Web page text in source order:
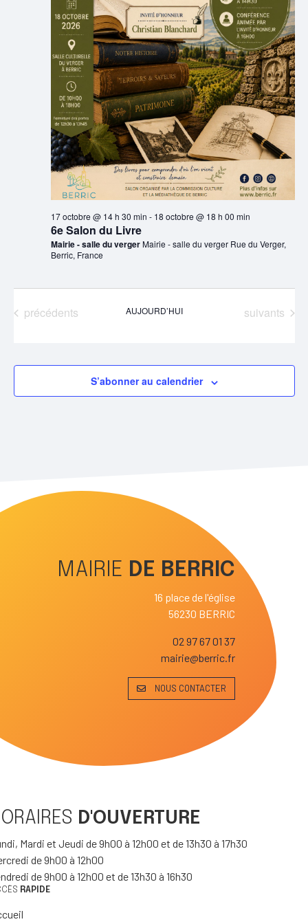
17 octobre @ 14 h 30 min - 18 octobre @ 18 h 00 min
6e Salon du Livre
Mairie - salle du vergerMairie - salle du verger Rue du Verger,
Berric, France
Évènements
précédents AUJOURD’HUI Évènements
suivants
S’abonner au calendrier
MAIRIE DE BERRIC
16 place de l'église
56230 BERRIC
02 97 67 01 37
mairie@berric.fr
NOUS CONTACTER
D'OUVERTURE
Mardi et Jeudi de 9h00 à 12h00 et de 13h30 à 17h30
de 9h00 à 12h00
de 9h00 à 12h00 et de 13h30 à 16h30
RAPIDE